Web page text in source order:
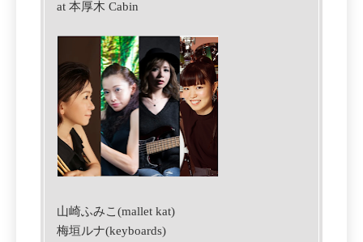
at 本厚木 Cabin
山崎ふみこ(mallet kat)
梅垣ルナ(keyboards)